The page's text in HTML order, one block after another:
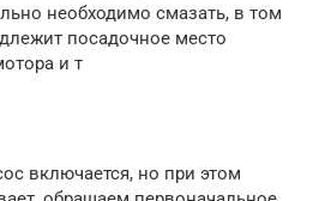
необходимо смазать, в том
посадочное место
и т
включается, но при этом